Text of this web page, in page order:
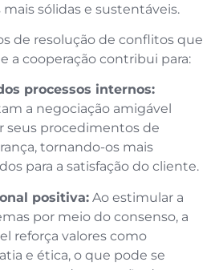
sólidas e sustentáveis.
de resolução de conflitos que
a cooperação contribui para:
processos internos:
a negociação amigável
seus procedimentos de
tornando-os mais
para a satisfação do cliente.
positiva: Ao estimular a
por meio do consenso, a
reforça valores como
e ética, o que pode se